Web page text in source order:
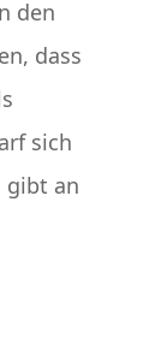
den
dass
sich
gibt an